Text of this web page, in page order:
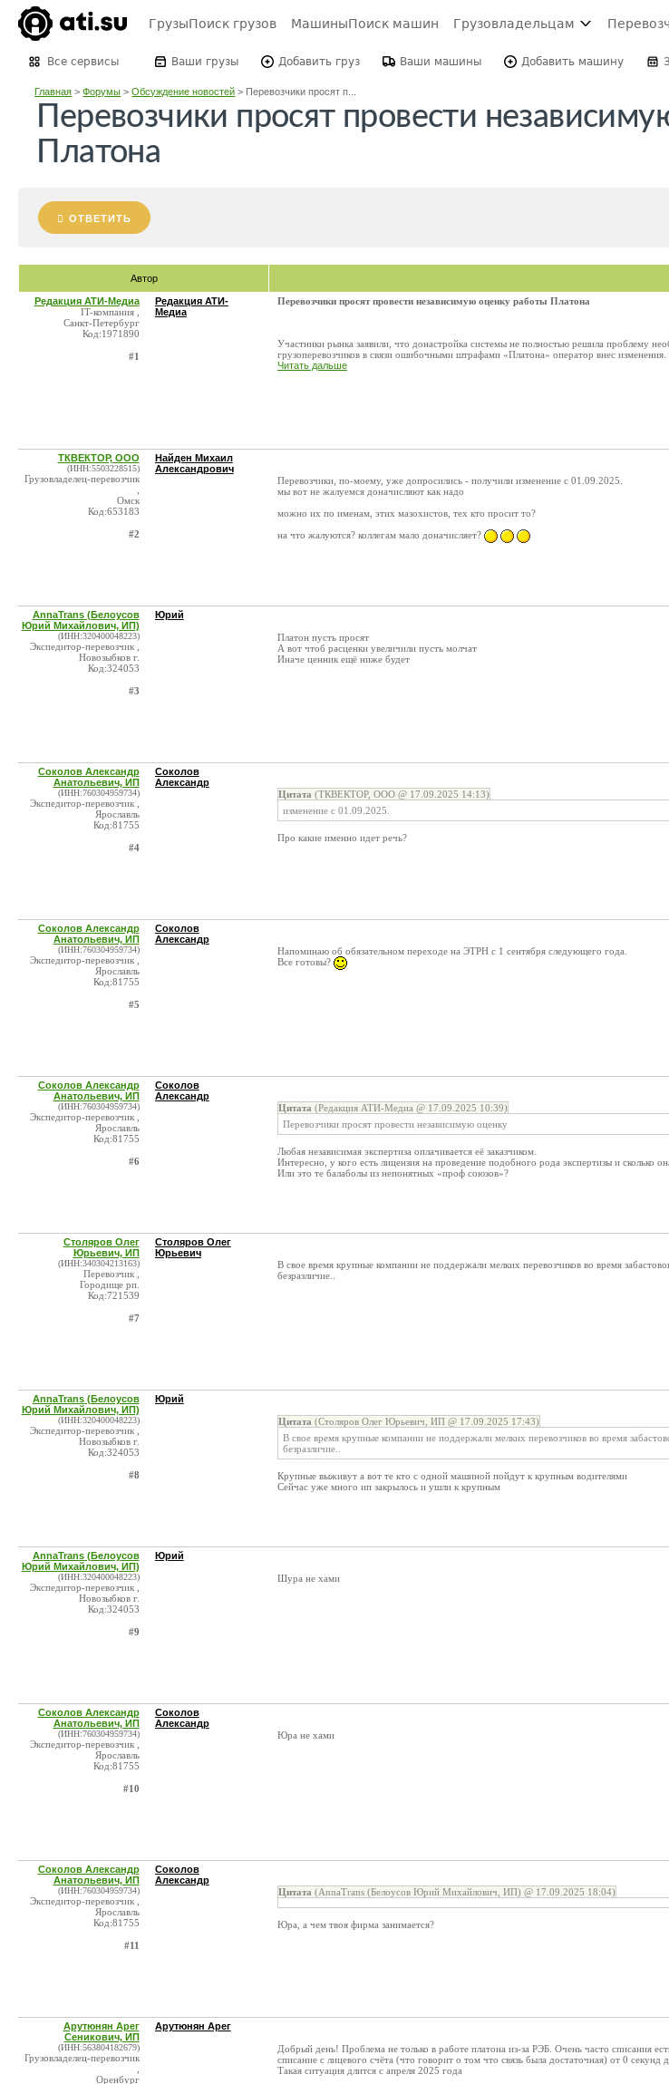
ГрузыПоиск грузов МашиныПоиск машин Грузовладельцам
Все сервисы Ваши грузы Добавить груз Ваши машины Добавить машину
Главная >Форумы >Обсуждение новостей > Перевозчики просят п...
Перевозчики просят провести
Платона
ОТВЕТИТЬ
Автор
Редакция АТИ-Медиа
IT-компания ,
Санкт-Петербург
Код:1971890
#1
Редакция АТИ-
Медиа
Перевозчики просят провести независимую оценку работы Платона
Участники рынка заявили, что донастройка системы не полностью решила проблему
грузоперевозчиков в связи ошибочными штрафами «Платона» оператор внес
Читать дальше
ТКВЕКТОР, ООО
(ИНН:5503228515)
Грузовладелец-перевозчик
Омск
Код:653183
#2
Найден Михаил
Александрович
Перевозчики, по-моему, уже допросились - получили изменение с 01.09.2025.
мы вот не жалуемся доначисляют как надо
можно их по именам, этих мазохистов, тех кто просит то?
на что жалуются? коллегам мало доначисляет?
AnnaTrans (Белоусов
Юрий Михайлович, ИП)
(ИНН:320400048223)
Экспедитор-перевозчик ,
Новозыбков г.
Код:324053
#3
Юрий
Платон пусть просят
А вот чтоб расценки увеличили пусть молчат
Иначе ценник ещё ниже будет
Соколов Александр
Анатольевич, ИП
(ИНН:760304959734)
Экспедитор-перевозчик ,
Ярославль
Код:81755
#4
Соколов
Александр
Цитата (ТКВЕКТОР, ООО @ 17.09.2025 14:13)
изменение с 01.09.2025.
Про какие именно идет речь?
Соколов Александр
Анатольевич, ИП
(ИНН:760304959734)
Экспедитор-перевозчик ,
Ярославль
Код:81755
#5
Соколов
Александр
Напоминаю об обязательном переходе на ЭТРН с 1 сентября следующего года.
Все готовы?
Соколов Александр
Анатольевич, ИП
(ИНН:760304959734)
Экспедитор-перевозчик ,
Ярославль
Код:81755
#6
Соколов
Александр
Цитата (Редакция АТИ-Медиа @ 17.09.2025 10:39)
Перевозчики просят провести независимую оценку
Любая независимая экспертиза оплачивается её заказчиком.
Интересно, у кого есть лицензия на проведение подобного рода экспертизы и сколько
Или это те балаболы из непонятных «проф союзов»?
Столяров Олег
Юрьевич, ИП
(ИНН:340304213163)
Перевозчик ,
Городище рп.
Код:721539
#7
Столяров Олег
Юрьевич
В свое время крупные компании не поддержали мелких перевозчиков во время
безразличие..
AnnaTrans (Белоусов
Юрий Михайлович, ИП)
(ИНН:320400048223)
Экспедитор-перевозчик ,
Новозыбков г.
Код:324053
#8
Юрий
Цитата (Столяров Олег Юрьевич, ИП @ 17.09.2025 17:43)
В свое время крупные компании не поддержали мелких перевозчиков во время
безразличие..
Крупные выживут а вот те кто с одной машиной пойдут к крупным водителями
Сейчас уже много ип закрылось и ушли к крупным
AnnaTrans (Белоусов
Юрий Михайлович, ИП)
(ИНН:320400048223)
Экспедитор-перевозчик ,
Новозыбков г.
Код:324053
#9
Юрий
Шура не хами
Соколов Александр
Анатольевич, ИП
(ИНН:760304959734)
Экспедитор-перевозчик ,
Ярославль
Код:81755
#10
Соколов
Александр
Юра не хами
Соколов Александр
Анатольевич, ИП
(ИНН:760304959734)
Экспедитор-перевозчик ,
Ярославль
Код:81755
#11
Соколов
Александр
Цитата (AnnaTrans (Белоусов Юрий Михайлович, ИП) @ 17.09.2025 18:04)
Юра, а чем твоя фирма занимается?
Арутюнян Арег
Сеникович, ИП
(ИНН:563804182679)
Грузовладелец-перевозчик
Оренбург
Арутюнян Арег
Добрый день! Проблема не только в работе платона из-за РЭБ. Очень часто списания
списание с лицевого счёта (что говорит о том что связь была достаточная) от 0 секунд
Такая ситуация длится с апреля 2025 года